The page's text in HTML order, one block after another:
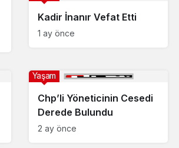
Kadir İnanır Vefat Etti
1 ay önce
Chp’li Yöneticinin Cesedi
Derede Bulundu
Yaşam
2 ay önce